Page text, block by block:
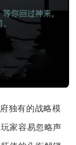
独有的战略模
家容易忽略声